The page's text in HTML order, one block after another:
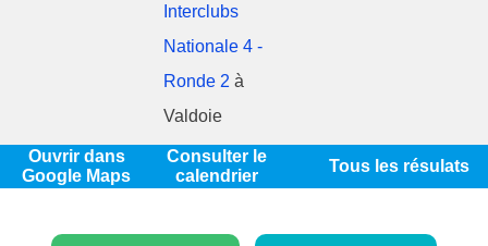
Interclubs
Nationale 4 -
Ronde 2 à
Valdoie
Ouvrir dans
Google Maps
Consulter le
calendrier
Tous les résulats